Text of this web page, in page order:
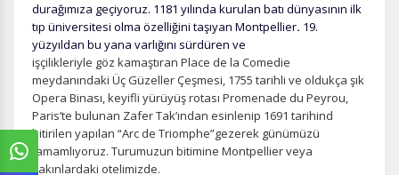
durağımıza geçiyoruz. 1181 yılında kurulan batı dünyasının ilk
tıp üniversitesi olma özelliğini taşıyan Montpellier. 19.
yüzyıldan bu yana varlığını sürdüren ve
işçilikleriyle göz kamaştıran Place de la Comedie
meydanındaki Üç Güzeller Çeşmesi, 1755 tarihli ve oldukça şık
Opera Binası, keyifli yürüyüş rotası Promenade du Peyrou,
Paris’te bulunan Zafer Tak’ından esinlenip 1691 tarihind
bitirilen yapılan “Arc de Triomphe”gezerek günümüzü
tamamlıyoruz. Turumuzun bitimine Montpellier veya
yakınlardaki otelimizde.